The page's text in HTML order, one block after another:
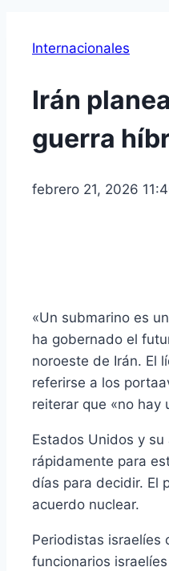
Internacionales
Irán
guerra
febrero 21, 2026
«Un submarino es
ha gobernado el
noroeste de Irán. El
referirse a los
reiterar que «no hay
Estados Unidos y
rápidamente para
días para decidir. El
acuerdo nuclear.
Periodistas israelíes
funcionarios